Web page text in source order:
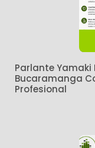
Parlante Yamaki
Bucaramanga
Profesional